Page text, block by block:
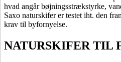
hvad angår bøjningsstrækstyrke,
Saxo naturskifer er testet iht. den
krav til byfornyelse.
NATURSKIFER TIL